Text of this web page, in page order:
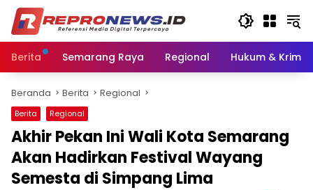
Langsung
konten
Berita
Semarang Raya Regional Hukum &
Beranda Berita Regional
Berita Regional
Akhir Pekan Ini Wali Kota Semarang
Akan Hadirkan Festival Wayang
Semesta di Simpang Lima